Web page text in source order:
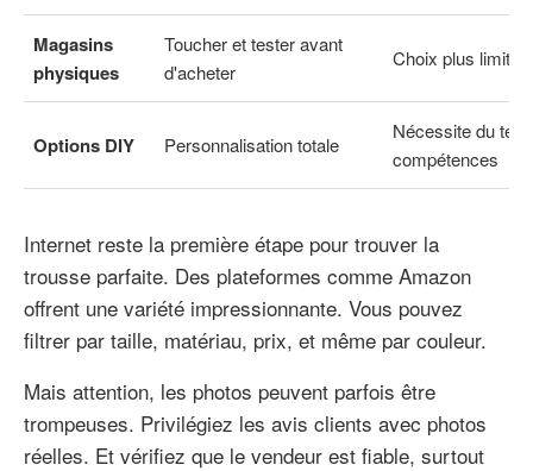
Magasins
physiques
Toucher et tester avant
d'acheter
Choix plus limité
Options DIY Personnalisation totale
Nécessite du
compétences
Internet reste la première étape pour trouver la
trousse parfaite. Des plateformes comme Amazon
offrent une variété impressionnante. Vous pouvez
filtrer par taille, matériau, prix, et même par couleur.
Mais attention, les photos peuvent parfois être
trompeuses. Privilégiez les avis clients avec photos
réelles. Et vérifiez que le vendeur est fiable, surtout